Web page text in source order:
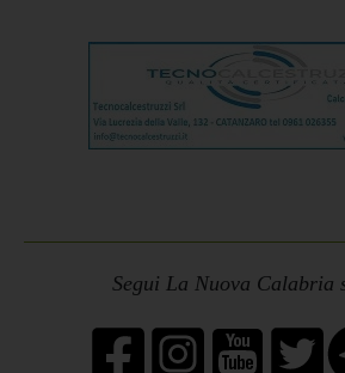
Segui La Nuova Calabria